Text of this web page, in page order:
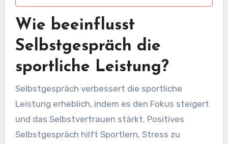
Wie beeinflusst
Selbstgespräch die
sportliche Leistung?
Selbstgespräch verbessert die sportliche
Leistung erheblich, indem es den Fokus steigert
und das Selbstvertrauen stärkt. Positives
Selbstgespräch hilft Sportlern, Stress zu